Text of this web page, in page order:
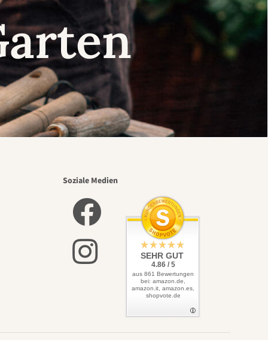
Soziale Medien
SEHR GUT
4.86 / 5
aus 861 Bewertungen
bei: amazon.de,
amazon.it, amazon.es,
shopvote.de